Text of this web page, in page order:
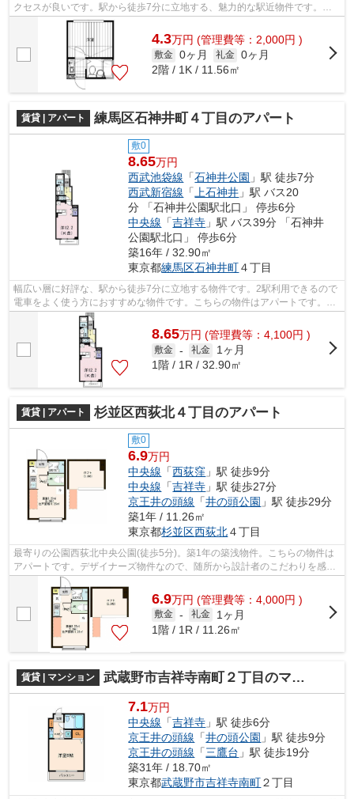
クセスが良いです。駅から徒歩7分に立地する、魅力的な駅近物件です。こ
ちらの物件はアパートです。できるだけ...
4.3万円 (管理費等：2,000円 )
敷金 0ヶ月 礼金 0ヶ月
2階 / 1K / 11.56㎡
賃貸 | アパート 練馬区石神井町４丁目のアパート
敷0
8.65万円
西武池袋線 「石神井公園 」駅 徒歩7分
西武新宿線 「 上石神井 」駅 バス20
分 「石神井公園駅北口」 停歩6分
中央線 「吉祥寺 」駅 バス39分 「石神井
公園駅北口」 停歩6分
築16年 / 32.90㎡
東京都練馬区石神井町４丁目
幅広い層に好評な、駅から徒歩7分に立地する物件です。2駅利用できるので
電車をよく使う方におすすめな物件です。こちらの物件はアパートです。練
馬区エリアにある賃貸情報のことなら...
8.65万円 (管理費等：4,100円 )
敷金 - 礼金
1ヶ月
1階 / 1R / 32.90㎡
賃貸 | アパート 杉並区西荻北４丁目のアパート
敷0
6.9万円
中央線 「西荻窪 」駅 徒歩9分
中央線 「吉祥寺 」駅 徒歩27分
京王井の頭線 「井の頭公園 」駅 徒歩29分
築1年 / 11.26㎡
東京都杉並区西荻北４丁目
最寄りの公園西荻北中央公園(徒歩5分)。築1年の築浅物件。こちらの物件は
アパートです。デザイナーズ物件なので、随所から設計者のこだわりを感じ
ることができます。できるだけ早めに...
6.9万円 (管理費等：4,000円 )
敷金 - 礼金
1ヶ月
1階 / 1R / 11.26㎡
賃貸 | マンション 武蔵野市吉祥寺南町２丁目のマンション
7.1万円
中央線 「吉祥寺 」駅 徒歩6分
京王井の頭線 「井の頭公園 」駅 徒歩9分
京王井の頭線 「三鷹台 」駅 徒歩19分
築31年 / 18.70㎡
東京都武蔵野市吉祥寺南町２丁目